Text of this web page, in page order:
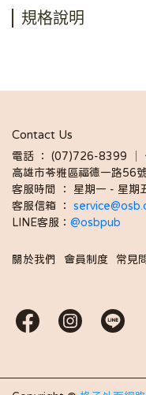
規格說明
Contact Us
電話 ： (07)726-8399 │
高雄市苓雅區福德一路56
客服時間 ： 星期一 - 星
客服信箱 ：
LINE客服： @osbpub
關於我們 會員制度 常見